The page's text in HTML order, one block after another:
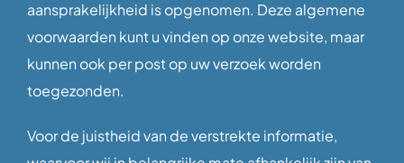
aansprakelijkheid is opgenomen. Deze algemene
voorwaarden kunt u vinden op onze website, maar
kunnen ook per post op uw verzoek worden
toegezonden.
Voor de juistheid van de verstrekte informatie,